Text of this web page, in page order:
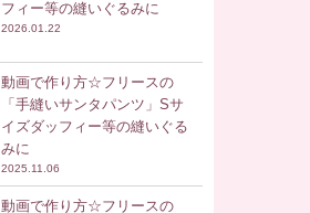
フィー等の縫いぐるみに
2026.01.22
動画で作り方☆フリースの
「手縫いサンタパンツ」Sサ
イズダッフィー等の縫いぐる
みに
2025.11.06
動画で作り方☆フリースの